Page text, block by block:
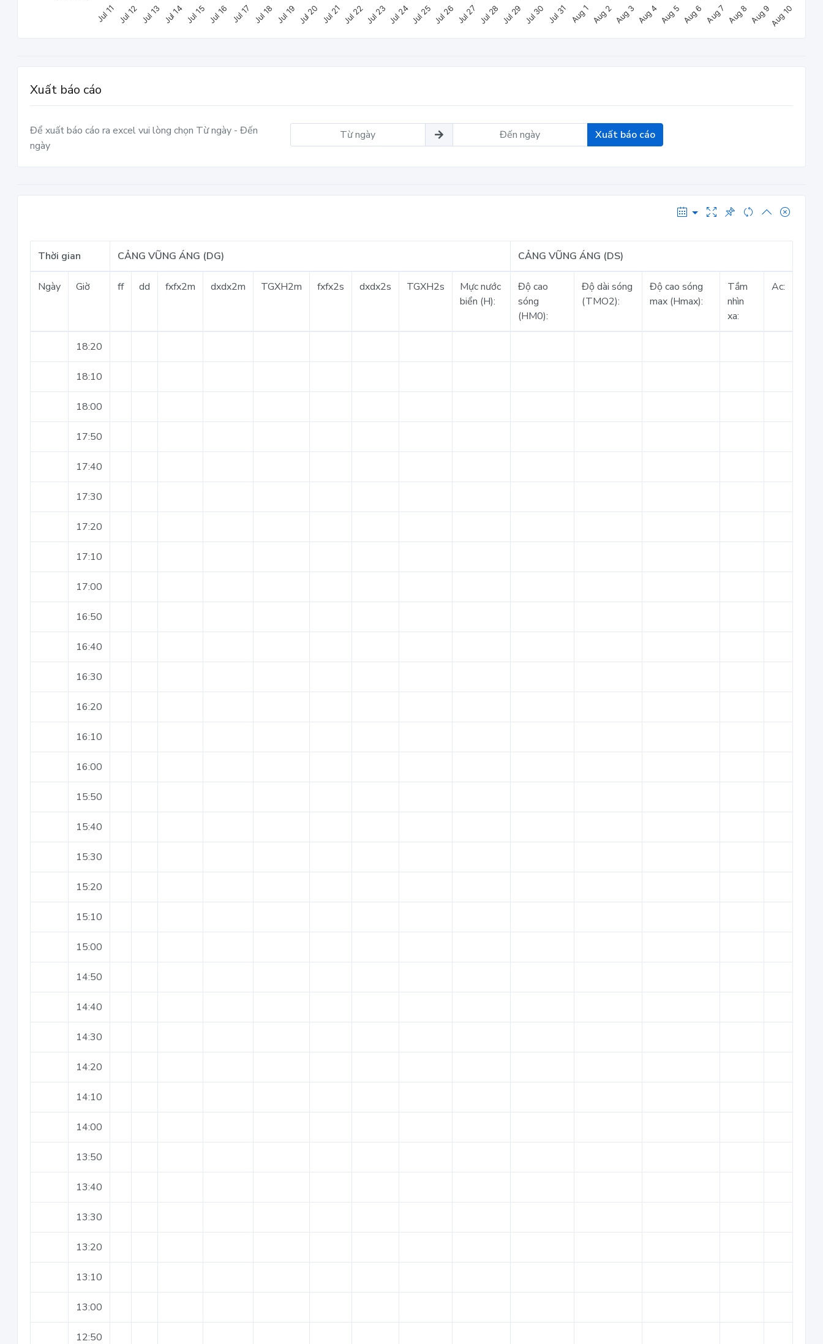
Jul 11 Jul 12 Jul 13 Jul 14 Jul 15 Jul 16 Jul 17 Jul 18 Jul 19 Jul 20 Jul 21 Jul 22 Jul 23 Jul 24 Jul 25 Jul 26 Jul 27 Jul 28 Jul 29 Jul 30 Jul 31 Aug 1 Aug 2 Aug 3 Aug 4 Aug 5 Aug 6 Aug 7 Aug 8 Aug 9Aug 10
Xuất báo cáo
Để xuất báo cáo ra excel vui lòng chọn Từ ngày - Đến
ngày
Xuất báo cáo
Thời gian CẢNG VŨNG ÁNG (DG) CẢNG VŨNG ÁNG (DS)
Ngày Giờ ff dd fxfx2m dxdx2m TGXH2m fxfx2s dxdx2s TGXH2s
Mực nước
biển (H):
Độ cao
sóng
(HM0):
Độ dài sóng
(TMO2):
Độ cao sóng
max (Hmax):
Tầm
nhìn
xa:
Ac:
18:20
18:10
18:00
17:50
17:40
17:30
17:20
17:10
17:00
16:50
16:40
16:30
16:20
16:10
16:00
15:50
15:40
15:30
15:20
15:10
15:00
14:50
14:40
14:30
14:20
14:10
14:00
13:50
13:40
13:30
13:20
13:10
13:00
12:50